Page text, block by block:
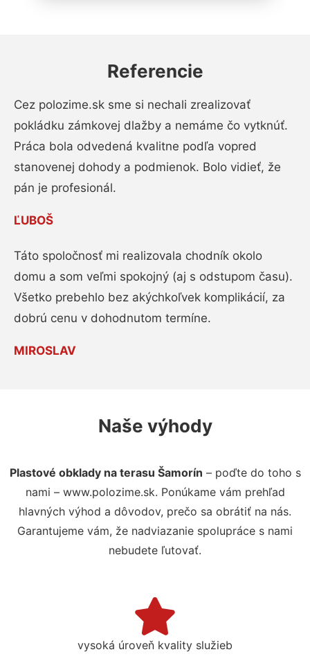
Referencie
Cez polozime.sk sme si nechali zrealizovať
pokládku zámkovej dlažby a nemáme čo vytknúť.
Práca bola odvedená kvalitne podľa vopred
stanovenej dohody a podmienok. Bolo vidieť, že
pán je profesionál.
ĽUBOŠ
Táto spoločnosť mi realizovala chodník okolo
domu a som veľmi spokojný (aj s odstupom času).
Všetko prebehlo bez akýchkoľvek komplikácií, za
dobrú cenu v dohodnutom termíne.
MIROSLAV
Naše výhody
Plastové obklady na terasu Šamorín – poďte do toho s
nami – www.polozime.sk. Ponúkame vám prehľad
hlavných výhod a dôvodov, prečo sa obrátiť na nás.
Garantujeme vám, že nadviazanie spolupráce s nami
nebudete ľutovať.
vysoká úroveň kvality služieb